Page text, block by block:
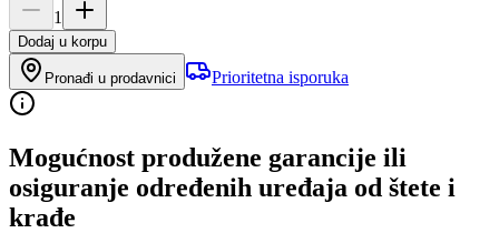
1
Dodaj u korpu
Pronađi u prodavnici Prioritetna isporuka
Mogućnost produžene garancije ili
osiguranje određenih uređaja od štete i
krađe